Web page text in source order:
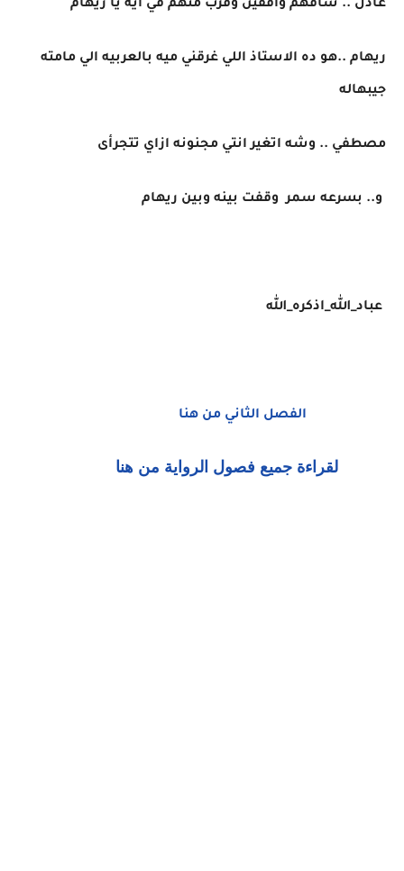
عادل .. شافهم واقفين وقرب منهم في ايه يا ريهام
ريهام ..هو ده الاستاذ اللي غرقني ميه بالعربيه الي مامته
جيبهاله
مصطفي .. وشه اتغير انتي مجنونه ازاي تتجرأى
و.. بسرعه سمر وقفت بينه وبين ريهام
عباد_الله_اذكره_الله
الفصل الثاني من هنا
لقراءة جميع فصول الرواية من هنا